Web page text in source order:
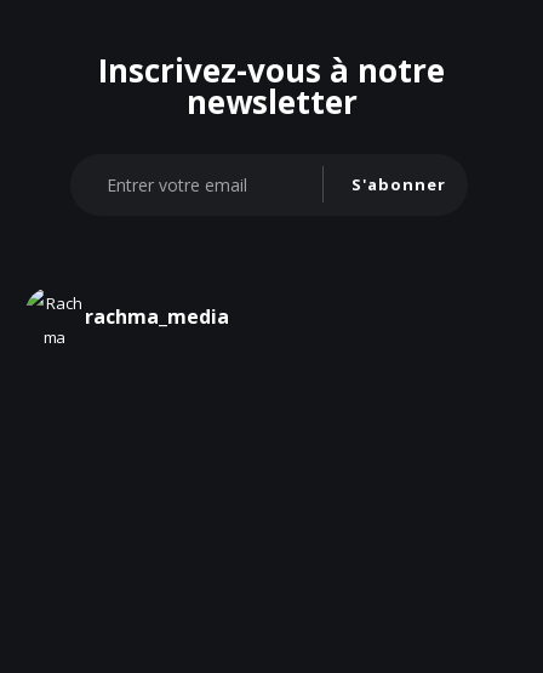
Inscrivez-vous à notre
newsletter
S'abonner
rachma_media